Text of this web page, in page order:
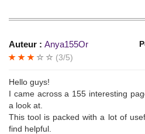
Auteur : Anya155Or
(3/5)
Hello guys!
I came across a 155 interesting
a look at.
This tool is packed with a lot of
find helpful.